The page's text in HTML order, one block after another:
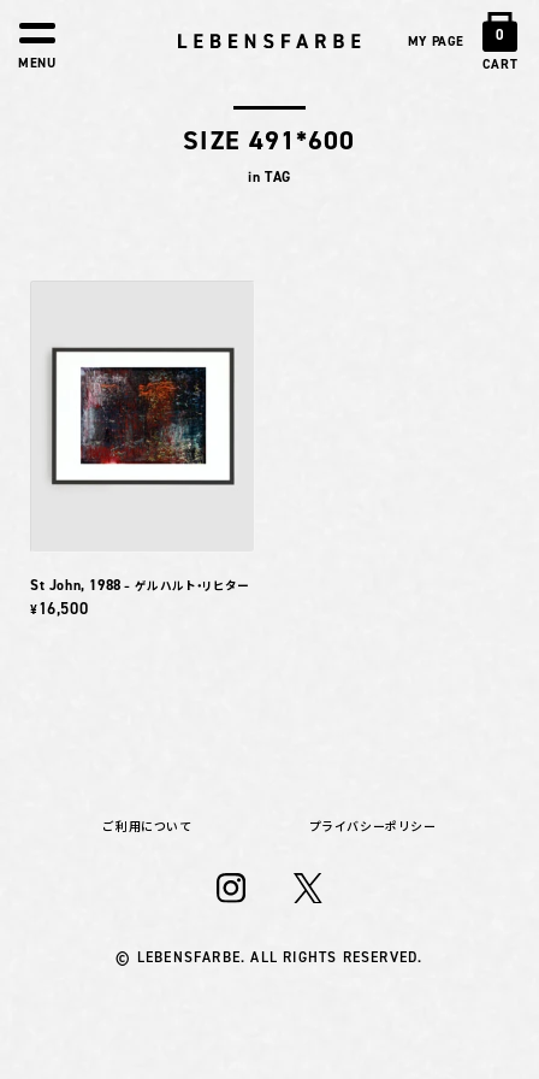
MY PAGE 0
CART
MENU
SIZE 491*600
in TAG
St John, 1988 – ゲルハルト・リヒター
¥16,500
ご利用について プライバシーポリシー
© LEBENSFARBE. ALL RIGHTS RESERVED.